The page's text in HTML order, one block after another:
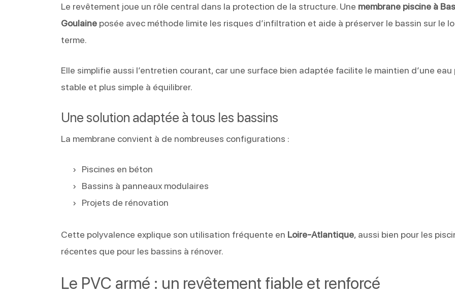
Le revêtement joue un rôle central dans la protection de la structure. Une membrane piscine à
Goulaine posée avec méthode limite les risques d’infiltration et aide à préserver le bassin sur le
terme.
Elle simplifie aussi l’entretien courant, car une surface bien adaptée facilite le maintien d’une eau
stable et plus simple à équilibrer.
Une solution adaptée à tous les bassins
La membrane convient à de nombreuses configurations :
Piscines en béton
Bassins à panneaux modulaires
Projets de rénovation
Cette polyvalence explique son utilisation fréquente en Loire-Atlantique, aussi bien pour les
récentes que pour les bassins à rénover.
Le PVC armé : un revêtement fiable et renforcé